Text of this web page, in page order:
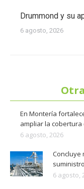
Drummond y su
6 agosto, 2026
En Montería
ampliar la cobertura
6 agosto, 2026
Concluye
6 agosto,